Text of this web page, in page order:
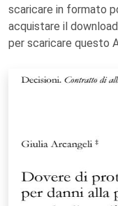
scaricare in formato
acquistare il
per scaricare questo